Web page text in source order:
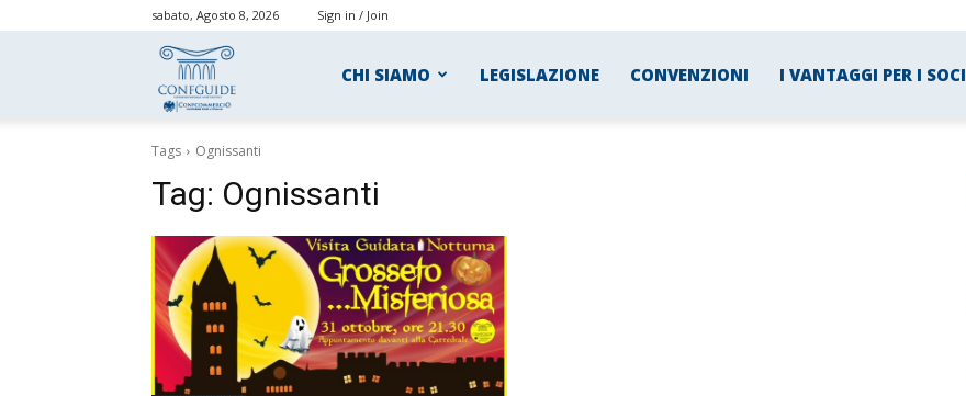
sabato, Agosto 8, 2026 Sign in / Join
CHI SIAMO LEGISLAZIONE CONVENZIONI I VANTAGGI PER I SOCI
Tags Ognissanti
Tag: Ognissanti